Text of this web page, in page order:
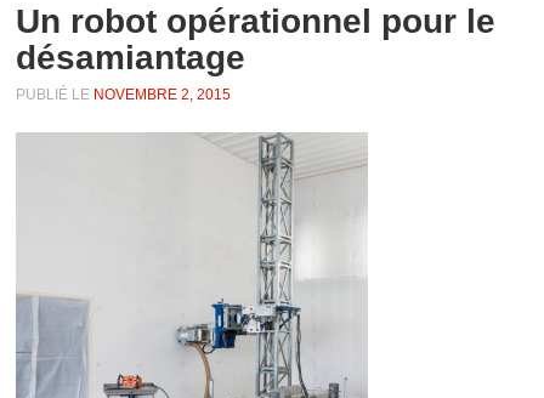
Un robot opérationnel pour le
désamiantage
PUBLIÉ LE NOVEMBRE 2, 2015